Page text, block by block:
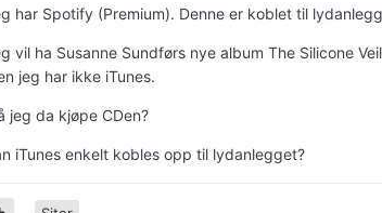
har Spotify (Premium). Denne er koblet til
vil ha Susanne Sundførs nye album The Silicone
jeg har ikke iTunes.
jeg da kjøpe CDen?
iTunes enkelt kobles opp til lydanlegget?